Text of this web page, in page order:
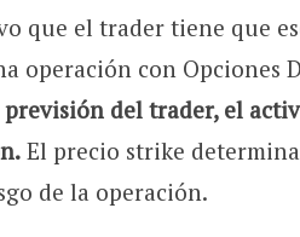
que el trader tiene que
operación con Opciones
del trader, el
El precio strike
de la operación.